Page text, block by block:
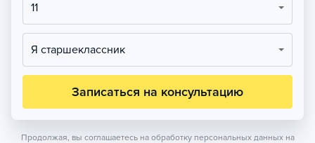
11
Я старшеклассник
Записаться на консультацию
Продолжая, вы соглашаетесь на обработку персональных данных на